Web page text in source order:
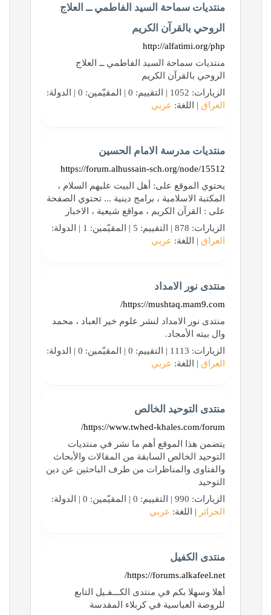
منتديات سماحة السيد الفاطمي ــ العلاج
الروحي بالقرآن الكريم
http://alfatimi.org/php
منتديات سماحة السيد الفاطمي ــ العلاج
الروحي بالقرآن الكريم
الزيارات: 1052 | التقييم: 0 | المقيّمين: 0 | الدولة:
العراق | اللغة: عربي
منتديات مدرسة الامام الحسين
https://forum.alhussain-sch.org/node/15512
يحتوي الموقع على: أهل البيت عليهم السلام ،
المكتبة الاسلامية ، برامج دينية ... تحتوي الصفحة
على : القرآن الكريم ، مواقع شيعية ، الاخبار
الزيارات: 878 | التقييم: 5 | المقيّمين: 1 | الدولة:
العراق | اللغة: عربي
منتدى نور الامداد
https://mushtaq.mam9.com/
منتدى نور الامداد لنشر علوم خير العباد ، محمد
وال بيته الأمجاد.
الزيارات: 1113 | التقييم: 0 | المقيّمين: 0 | الدولة:
العراق | اللغة: عربي
منتدى التوحيد الخالص
https://www.twhed-khales.com/forum/
يتضمن هذا الموقع أهم ما نشر في منتديات
التوحيد الخالص السابقة من المقالات والأبحاث
والفتاوى والمناظرات من طرف الباحثين عن دين
التوحيد
الزيارات: 990 | التقييم: 0 | المقيّمين: 0 | الدولة:
الجزائر | اللغة: عربي
منتدى الكفيل
https://forums.alkafeel.net/
أهلا وسهلا بكم في منتدى الكـــفـيل التابع
للروضة العباسية في كربلاء المقدسة